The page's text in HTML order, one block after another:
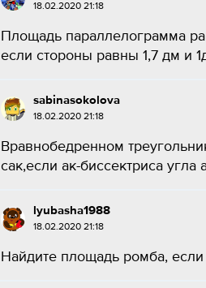
18.02.2020 21:18
Площадь параллелограмма
если стороны равны 1,7 дм и
sabinasokolova
18.02.2020 21:18
Вравнобедренном
сак,если ак-биссектриса угла
lyubasha1988
18.02.2020 21:18
Найдите площадь ромба,